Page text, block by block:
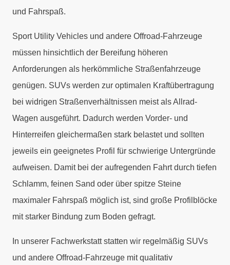
und Fahrspaß.
Sport Utility Vehicles und andere Offroad-Fahrzeuge
müssen hinsichtlich der Bereifung höheren
Anforderungen als herkömmliche Straßenfahrzeuge
genügen. SUVs werden zur optimalen Kraftübertragung
bei widrigen Straßenverhältnissen meist als Allrad-
Wagen ausgeführt. Dadurch werden Vorder- und
Hinterreifen gleichermaßen stark belastet und sollten
jeweils ein geeignetes Profil für schwierige Untergründe
aufweisen. Damit bei der aufregenden Fahrt durch tiefen
Schlamm, feinen Sand oder über spitze Steine
maximaler Fahrspaß möglich ist, sind große Profilblöcke
mit starker Bindung zum Boden gefragt.
In unserer Fachwerkstatt statten wir regelmäßig SUVs
und andere Offroad-Fahrzeuge mit qualitativ